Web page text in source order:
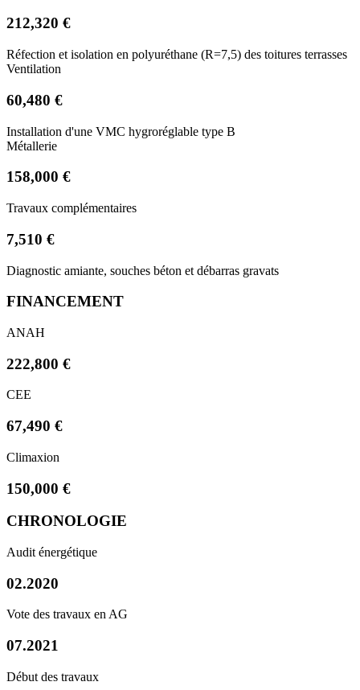
212,320 €
Réfection et isolation en polyuréthane (R=7,5) des toitures terrasses
Ventilation
60,480 €
Installation d'une VMC hygroréglable type B
Métallerie
158,000 €
Travaux complémentaires
7,510 €
Diagnostic amiante, souches béton et débarras gravats
FINANCEMENT
ANAH
222,800 €
CEE
67,490 €
Climaxion
150,000 €
CHRONOLOGIE
Audit énergétique
02.2020
Vote des travaux en AG
07.2021
Début des travaux